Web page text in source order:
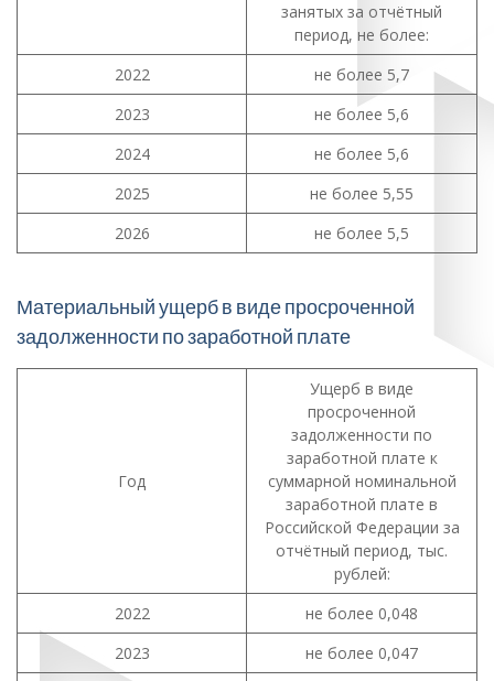
занятых за отчётный
период, не более:
2022
не более 5,7
2023
не более 5,6
2024
не более 5,6
2025
не более 5,55
2026
не более 5,5
Материальный ущерб в виде просроченной
задолженности по заработной плате
Год
Ущерб в виде
просроченной
задолженности по
заработной плате к
суммарной номинальной
заработной плате в
Российской Федерации за
отчётный период, тыс.
рублей:
2022
не более 0,048
2023
не более 0,047